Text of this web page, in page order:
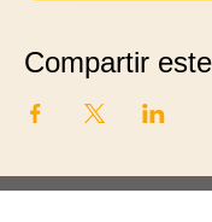
Compartir